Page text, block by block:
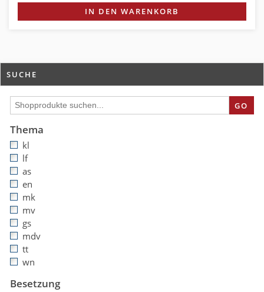
IN DEN WARENKORB
SUCHE
GO
Thema
kl
lf
as
en
mk
mv
gs
mdv
tt
wn
Besetzung